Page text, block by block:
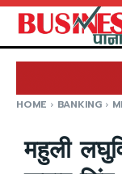
HOME BANKING
महुली